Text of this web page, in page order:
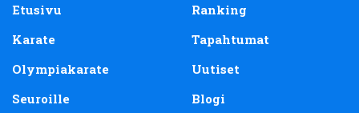
Etusivu
Karate
Olympiakarate
Seuroille
Ranking
Tapahtumat
Uutiset
Blogi